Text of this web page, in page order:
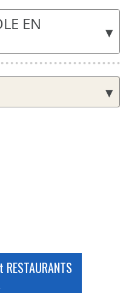
▾
EN
▾